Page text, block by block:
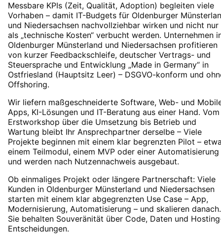
Messbare KPIs (Zeit, Qualität, Adoption) begleiten viele
Vorhaben – damit IT-Budgets für Oldenburger
und Niedersachsen nachvollziehbar wirken und nicht nur
als „technische Kosten“ verbucht werden. Unternehmen
Oldenburger Münsterland und Niedersachsen profitieren
von kurzer Feedbackschleife, deutscher Vertrags- und
Steuersprache und Entwicklung „Made in Germany“ in
Ostfriesland (Hauptsitz Leer) – DSGVO-konform und
Offshoring.
Wir liefern maßgeschneiderte Software, Web- und
Apps, KI-Lösungen und IT-Beratung aus einer Hand. Vom
Erstworkshop über die Umsetzung bis Betrieb und
Wartung bleibt Ihr Ansprechpartner derselbe – Viele
Projekte beginnen mit einem klar begrenzten Pilot –
einem Teilmodul, einem MVP oder einer Automatisierung
und werden nach Nutzennachweis ausgebaut.
Ob einmaliges Projekt oder längere Partnerschaft: Viele
Kunden in Oldenburger Münsterland und Niedersachsen
starten mit einem klar abgegrenzten Use Case – App,
Modernisierung, Automatisierung – und skalieren danach.
Sie behalten Souveränität über Code, Daten und
Entscheidungen.